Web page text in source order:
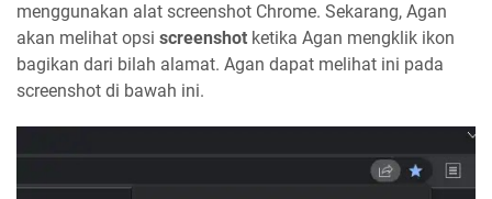
menggunakan alat screenshot Chrome. Sekarang, Agan
akan melihat opsi screenshot ketika Agan mengklik ikon
bagikan dari bilah alamat. Agan dapat melihat ini pada
screenshot di bawah ini.